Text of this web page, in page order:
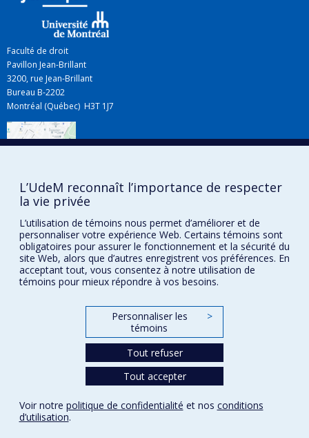
Faculté de droit
Pavillon Jean-Brillant
3200, rue Jean-Brillant
Bureau B-2202
Montréal (Québec) H3T 1J7
514 343-7851
Courriel
Suivez-nous !
Confidentialité
L’UdeM reconnaît l’importance de respecter
la vie privée
L’utilisation de témoins nous permet d’améliorer et de
personnaliser votre expérience Web. Certains témoins sont
obligatoires pour assurer le fonctionnement et la sécurité du
site Web, alors que d’autres enregistrent vos préférences. En
acceptant tout, vous consentez à notre utilisation de
témoins pour mieux répondre à vos besoins.
Personnaliser les
témoins
>
Tout refuser
Tout accepter
Voir notre politique de confidentialité et nos conditions
d’utilisation.